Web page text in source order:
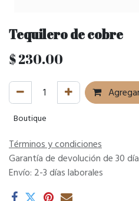
Tequilero de cobre
$230.00
Boutique
Términos y condiciones
Garantía de devolución de 30
Envío: 2-3 días laborales